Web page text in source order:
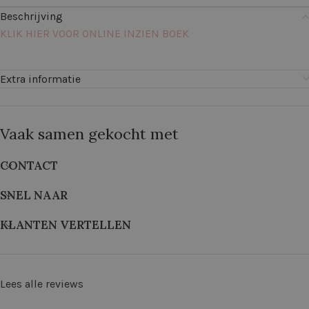
Beschrijving
KLIK HIER VOOR ONLINE INZIEN BOEK
Extra informatie
Vaak samen gekocht met
CONTACT
SNEL NAAR
KLANTEN VERTELLEN
Lees alle reviews